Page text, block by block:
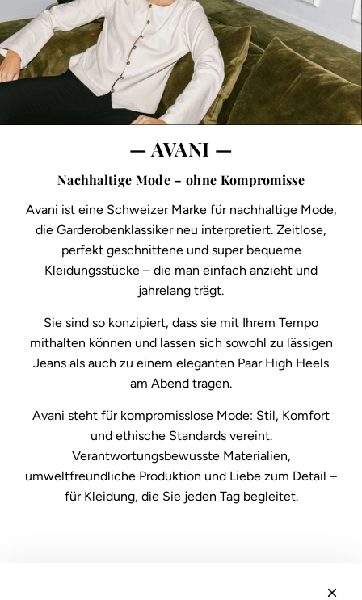
— AVANI —
Nachhaltige Mode – ohne Kompromisse
Avani ist eine Schweizer Marke für nachhaltige Mode,
die Garderobenklassiker neu interpretiert. Zeitlose,
perfekt geschnittene und super bequeme
Kleidungsstücke – die man einfach anzieht und
jahrelang trägt.
Sie sind so konzipiert, dass sie mit Ihrem Tempo
mithalten können und lassen sich sowohl zu lässigen
Jeans als auch zu einem eleganten Paar High Heels
am Abend tragen.
Avani steht für kompromisslose Mode: Stil, Komfort
und ethische Standards vereint.
Verantwortungsbewusste Materialien,
umweltfreundliche Produktion und Liebe zum Detail –
für Kleidung, die Sie jeden Tag begleitet.